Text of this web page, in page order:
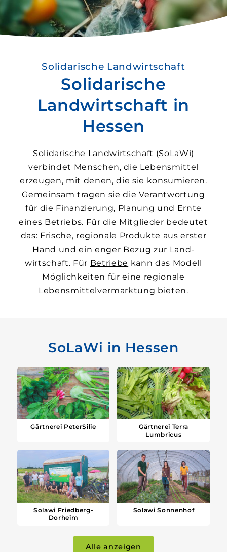
Solidarische Landwirtschaft
Solidarische
Landwirtschaft in
Hessen
Solidarische Landwirtschaft (SoLaWi)
verbindet Menschen, die Lebens­mittel
erzeugen, mit denen, die sie konsumieren.
Gemeinsam tragen sie die Verantwortung
für die Finanzierung, Planung und Ernte
eines Betriebs. Für die Mit­glieder bedeutet
das: Frische, regionale Produkte aus erster
Hand und ein enger Bezug zur Land­
wirtschaft. Für Betriebe kann das Modell
Möglichkeiten für eine regionale
Lebensmittel­vermarktung bieten.
SoLaWi in Hessen
Gärtnerei PeterSilie
Gärtnerei Terra
Lumbricus
Solawi Friedberg-
Dorheim
Solawi Sonnenhof
Alle anzeigen